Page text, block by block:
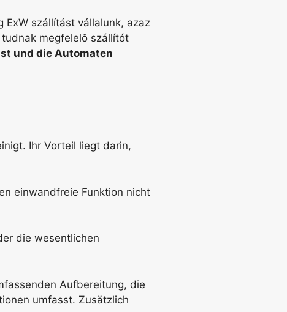
szállítást vállalunk, azaz
megfelelő szállítót
und die Automaten
Ihr Vorteil liegt darin,
einwandfreie Funktion nicht
die wesentlichen
Aufbereitung, die
umfasst. Zusätzlich